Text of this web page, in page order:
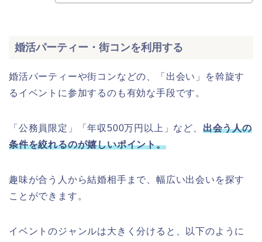
婚活パーティー・街コンを利用する
婚活パーティーや街コンなどの、「出会い」を斡旋す
るイベントに参加するのも有効な手段です。
「公務員限定」「年収500万円以上」など、 出会う人の
条件を絞れるのが嬉しいポイント。
趣味が合う人から結婚相手まで、幅広い出会いを探す
ことができます。
イベントのジャンルは大きく分けると、以下のように